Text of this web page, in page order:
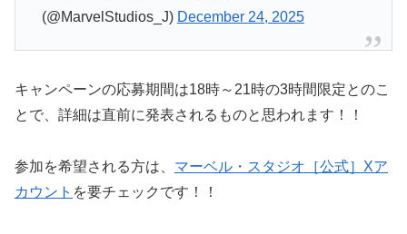
(@MarvelStudios_J) December 24, 2025
キャンペーンの応募期間は18時～21時の3時間限定とのこ
とで、詳細は直前に発表されるものと思われます！！
参加を希望される方は、 マーベル・スタジオ［公式］Xア
カウント を要チェックです！！